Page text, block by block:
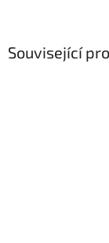
Související